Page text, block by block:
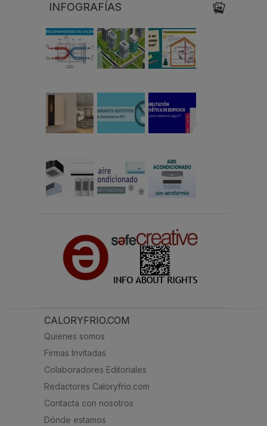
INFOGRAFÍAS
CALORYFRIO.COM
Quienes somos
Firmas Invitadas
Colaboradores Editoriales
Redactores Caloryfrio.com
Contacta con nosotros
Dónde estamos